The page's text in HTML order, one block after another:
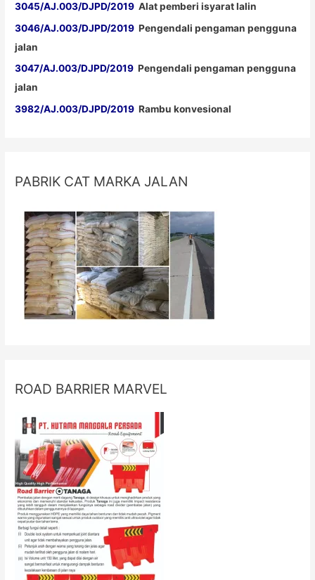
3045/AJ.003/DJPD/2019 Alat pemberi isyarat lalin
3046/AJ.003/DJPD/2019 Pengendali pengaman pengguna
jalan
3047/AJ.003/DJPD/2019 Pengendali pengaman pengguna
jalan
3982/AJ.003/DJPD/2019 Rambu konvesional
PABRIK CAT MARKA JALAN
ROAD BARRIER MARVEL